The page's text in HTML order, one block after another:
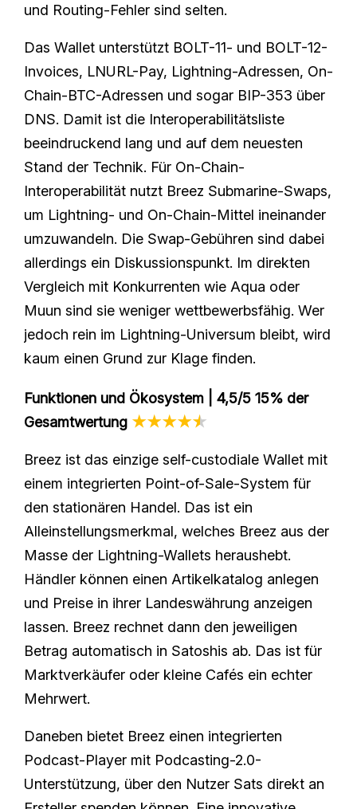
und Routing-Fehler sind selten.
Das Wallet unterstützt BOLT-11- und BOLT-12-
Invoices, LNURL-Pay, Lightning-Adressen, On-
Chain-BTC-Adressen und sogar BIP-353 über
DNS. Damit ist die Interoperabilitätsliste
beeindruckend lang und auf dem neuesten
Stand der Technik. Für On-Chain-
Interoperabilität nutzt Breez Submarine-Swaps,
um Lightning- und On-Chain-Mittel ineinander
umzuwandeln. Die Swap-Gebühren sind dabei
allerdings ein Diskussionspunkt. Im direkten
Vergleich mit Konkurrenten wie Aqua oder
Muun sind sie weniger wettbewerbsfähig. Wer
jedoch rein im Lightning-Universum bleibt, wird
kaum einen Grund zur Klage finden.
Funktionen und Ökosystem | 4,5/5 15% der
Gesamtwertung ★★★★★
Breez ist das einzige self-custodiale Wallet mit
einem integrierten Point-of-Sale-System für
den stationären Handel. Das ist ein
Alleinstellungsmerkmal, welches Breez aus der
Masse der Lightning-Wallets heraushebt.
Händler können einen Artikelkatalog anlegen
und Preise in ihrer Landeswährung anzeigen
lassen. Breez rechnet dann den jeweiligen
Betrag automatisch in Satoshis ab. Das ist für
Marktverkäufer oder kleine Cafés ein echter
Mehrwert.
Daneben bietet Breez einen integrierten
Podcast-Player mit Podcasting-2.0-
Unterstützung, über den Nutzer Sats direkt an